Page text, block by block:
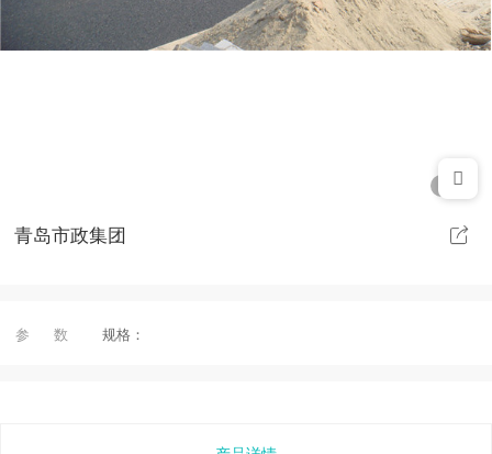
1/1
青岛市政集团
参 数 规格：